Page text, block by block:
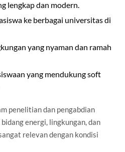
lengkap dan modern.
ke berbagai universitas di
yang nyaman dan ramah
yang mendukung soft
penelitian dan pengabdian
energi, lingkungan, dan
relevan dengan kondisi